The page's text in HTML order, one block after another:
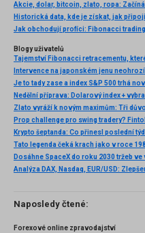
Akcie, dolar, bitcoin, zlato, ropa:
Blogy uživatelů
Tajemství Fibonacci retracementu,
Intervence na japonském jenu
Je to tady zase a index S&P 500 trhá
Nedělní příprava: Dolarový index +
Prop challenge pro swing tradery?
Tato legenda čeká krach jako v roce
Dosáhne SpaceX do roku 2030 tržeb
Naposledy čtené:
Forexové online zpravodajství